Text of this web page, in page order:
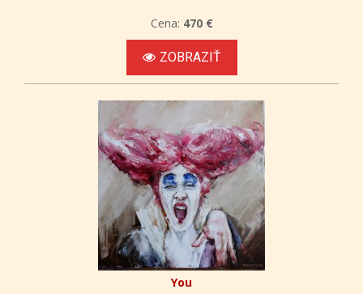
Cena: 470 €
ZOBRAZIŤ
You